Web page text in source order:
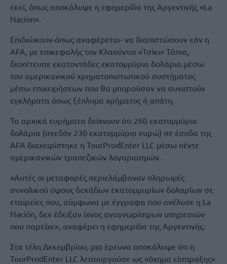
εκεί, όπως αποκάλυψε η εφημερίδα της Αργεντινής «La
Nacion».
Επιδιώκουν-όπως αναφέρεται- να διαπιστώσουν εάν η
AFA, με επικεφαλής τον Κλαούντιο «Τσίκι» Τάπια,
διοχέτευσε εκατοντάδες εκατομμύρια δολάρια μέσω
του αμερικανικού χρηματοπιστωτικού συστήματος
μέσω επιχειρήσεων που θα μπορούσαν να συνιστούν
εγκλήματα όπως ξέπλυμα χρήματος ή απάτη.
Τα αρχικά ευρήματα δείχνουν ότι 260 εκατομμύρια
δολάρια (σχεδόν 230 εκατομμύρια ευρώ) σε έσοδα της
AFA διαχειρίστηκε η TourProdEnter LLC μέσω πέντε
αμερικανικών τραπεζικών λογαριασμών.
«Αυτές οι μεταφορές περιελάμβαναν πληρωμές
συνολικού ύψους δεκάδων εκατομμυρίων δολαρίων σε
εταιρείες που, σύμφωνα με έγγραφα που ανέλυσε η La
Nación, δεν έδειξαν ίχνος αναγνωρίσιμων υπηρεσιών
που παρείχε», αναφέρει η εφημερίδα της Αργεντινής.
Στα τέλη Δεκεμβρίου, μια έρευνα αποκάλυψε ότι η
TourProdEnter LLC λειτουργούσε ως «όχημα είσπραξης»